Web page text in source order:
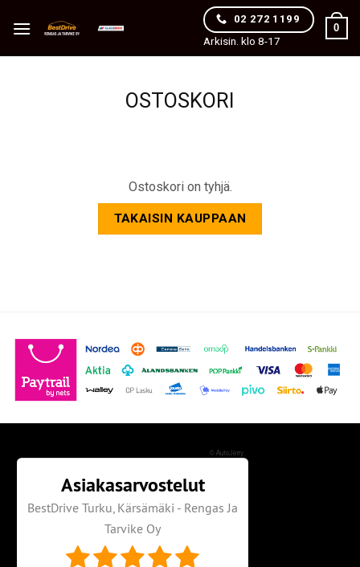
02 272 1199
Arkisin. klo 8-17
0
OSTOSKORI
Ostoskori on tyhjä.
TAKAISIN KAUPPAAN
© AutoJerry